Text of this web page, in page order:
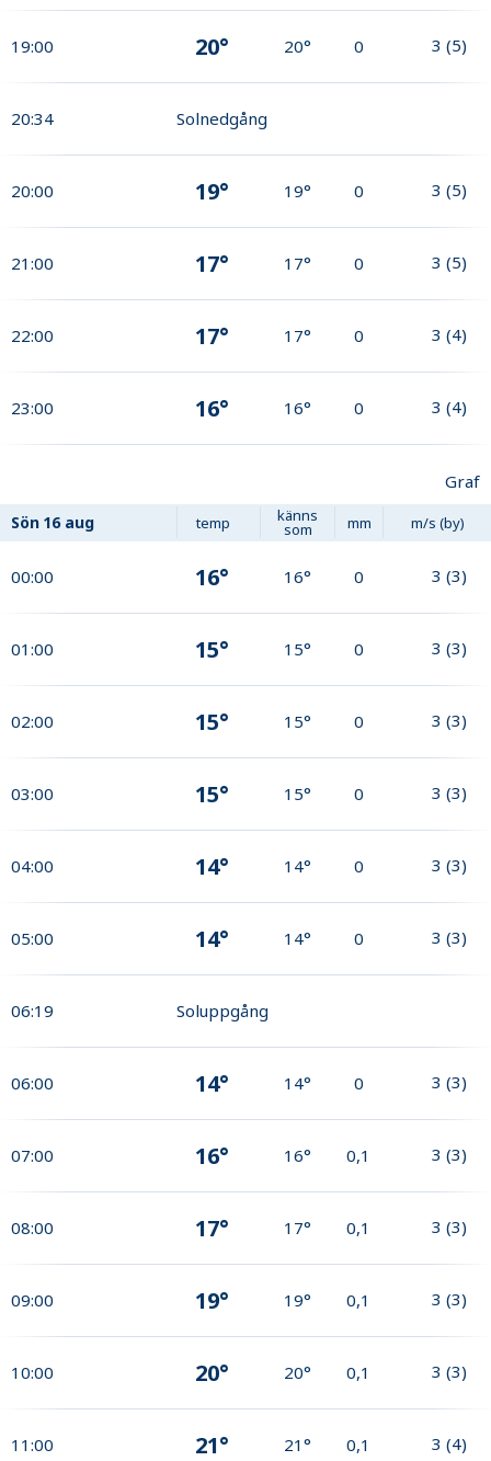
19:00 20° 20° 0 3 (5)
20:34 Solnedgång
20:00 19° 19° 0 3 (5)
21:00 17° 17° 0 3 (5)
22:00 17° 17° 0 3 (4)
23:00 16° 16° 0 3 (4)
Graf
Sön 16 aug temp känns
som mm m/s (by)
00:00 16° 16° 0 3 (3)
01:00 15° 15° 0 3 (3)
02:00 15° 15° 0 3 (3)
03:00 15° 15° 0 3 (3)
04:00 14° 14° 0 3 (3)
05:00 14° 14° 0 3 (3)
06:19 Soluppgång
06:00 14° 14° 0 3 (3)
07:00 16° 16° 0,1 3 (3)
08:00 17° 17° 0,1 3 (3)
09:00 19° 19° 0,1 3 (3)
10:00 20° 20° 0,1 3 (3)
11:00 21° 21° 0,1 3 (4)